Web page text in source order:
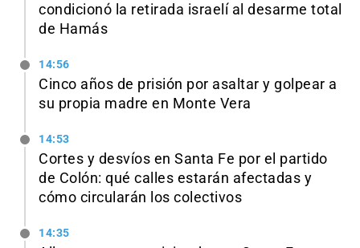
condicionó la retirada israelí al desarme total
de Hamás
14:56
Cinco años de prisión por asaltar y golpear a
su propia madre en Monte Vera
14:53
Cortes y desvíos en Santa Fe por el partido
de Colón: qué calles estarán afectadas y
cómo circularán los colectivos
14:35